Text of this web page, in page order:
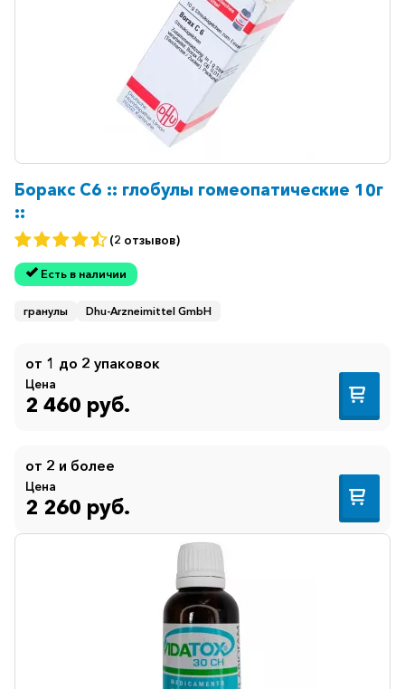
Боракс C6 :: глобулы гомеопатические 10г
::
(2 отзывов)
Есть в наличии
гранулы Dhu-Arzneimittel GmbH
от 1 до 2 упаковок
Цена
2 460 руб.
от 2 и более
Цена
2 260 руб.